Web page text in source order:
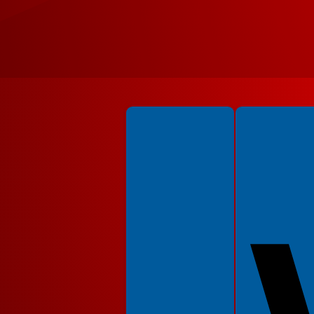
Spełniamy standardy WCAG 2.2 Spełniamy standardy